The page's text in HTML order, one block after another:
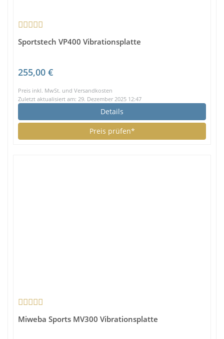
Sportstech VP400 Vibrationsplatte
255,00 €
Preis inkl. MwSt. und Versandkosten
Zuletzt aktualisiert am: 29. Dezember 2025 12:47
Details
Preis prüfen*
Miweba Sports MV300 Vibrationsplatte